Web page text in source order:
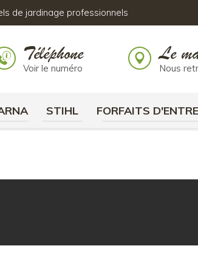
de jardinage professionnels
Téléphone
Voir le numéro
Le
Nous
STIHL FORFAITS